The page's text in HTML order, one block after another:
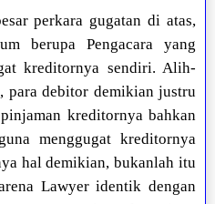
perkara gugatan di atas,
berupa Pengacara yang
kreditornya sendiri. Alih-
para debitor demikian justru
kreditornya bahkan
menggugat kreditornya
hal demikian, bukanlah itu
Lawyer identik dengan